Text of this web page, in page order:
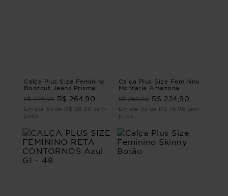
Calça Plus Size Feminino
Bootcut Jeans Prisma
R$ 319,90 R$ 264,90
Em até 3x de R$ 88,30 sem
juros
Calça Plus Size Feminino
Montaria Amazona
R$ 269,90 R$ 224,90
Em até 3x de R$ 74,96 sem
juros